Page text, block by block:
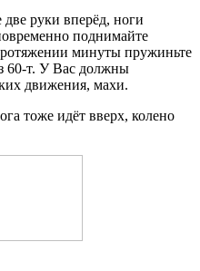
руки вперёд, ноги
поднимайте
минуты пружиньте
60-т. У Вас должны
движения, махи.
тоже идёт вверх, колено